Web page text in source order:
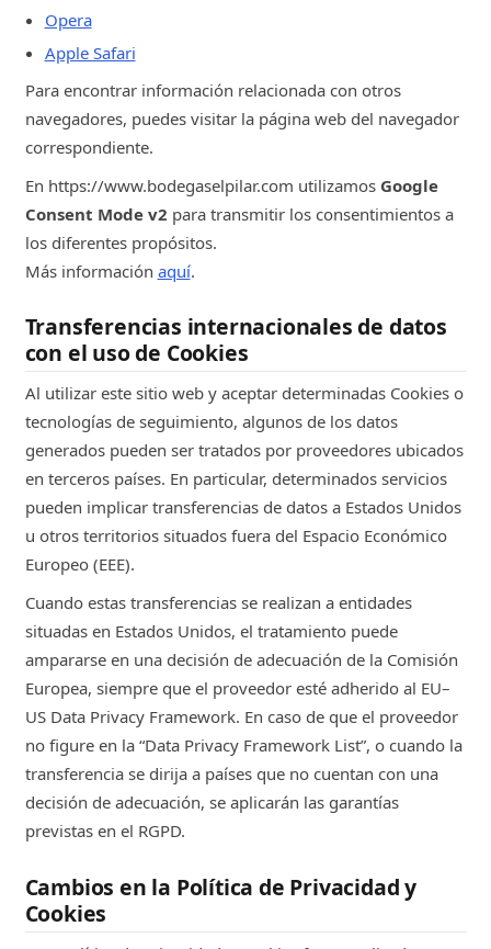
lawwwing-consent
Estríctamente Necesarias
Lawwwing
bodegaselpilar.com
lawwwing-consent-v2
Estríctamente Necesarias
Lawwwing
bodegaselpilar.com
364d
Estríctamente Necesarias
bodegaselpilar.com
364d
Opera
Apple Safari
Para encontrar información relacionada con otros
navegadores, puedes visitar la página web del navegador
correspondiente.
En https://www.bodegaselpilar.com utilizamos Google
Consent Mode v2 para transmitir los consentimientos a
los diferentes propósitos.
Más información aquí.
Transferencias internacionales de datos
con el uso de Cookies
Al utilizar este sitio web y aceptar determinadas Cookies o
tecnologías de seguimiento, algunos de los datos
generados pueden ser tratados por proveedores ubicados
en terceros países. En particular, determinados servicios
pueden implicar transferencias de datos a Estados Unidos
u otros territorios situados fuera del Espacio Económico
Europeo (EEE).
Cuando estas transferencias se realizan a entidades
situadas en Estados Unidos, el tratamiento puede
ampararse en una decisión de adecuación de la Comisión
Europea, siempre que el proveedor esté adherido al EU–
US Data Privacy Framework. En caso de que el proveedor
no figure en la “Data Privacy Framework List”, o cuando la
transferencia se dirija a países que no cuentan con una
decisión de adecuación, se aplicarán las garantías
previstas en el RGPD.
Cambios en la Política de Privacidad y
Cookies